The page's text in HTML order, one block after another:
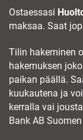
Ostaessasi
maksaa. Saat
Tilin hakeminen
hakemuksen
paikan päällä.
kuukautena ja
kerralla vai
Bank AB